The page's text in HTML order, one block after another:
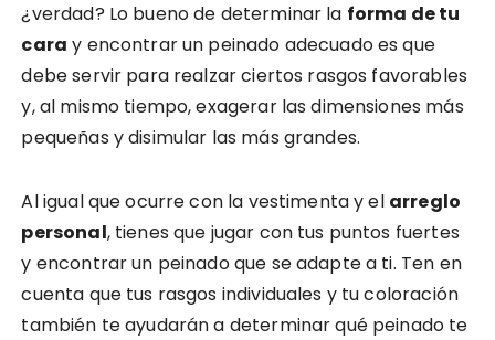
¿verdad? Lo bueno de determinar la forma de tu
cara y encontrar un peinado adecuado es que
debe servir para realzar ciertos rasgos favorables
y, al mismo tiempo, exagerar las dimensiones más
pequeñas y disimular las más grandes.
Al igual que ocurre con la vestimenta y el arreglo
personal, tienes que jugar con tus puntos fuertes
y encontrar un peinado que se adapte a ti. Ten en
cuenta que tus rasgos individuales y tu coloración
también te ayudarán a determinar qué peinado te